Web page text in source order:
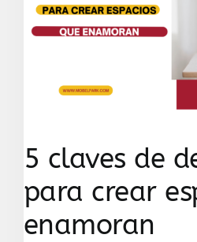
5 claves de
para crear
enamoran